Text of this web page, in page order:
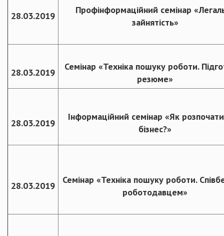
28.03.2019
Профінформаційний семінар
зайнятість»
28.03.2019
Семінар «Техніка пошуку роботи.
резюме»
28.03.2019
Інформаційний семінар «Як розпочати
бізнес?»
28.03.2019
Семінар «Техніка пошуку роботи.
роботодавцем»